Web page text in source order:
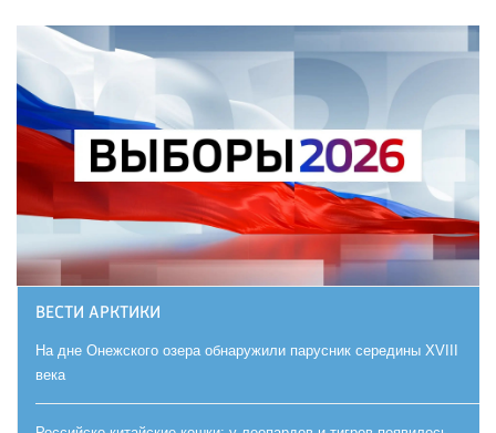
ВЕСТИ АРКТИКИ
На дне Онежского озера обнаружили парусник середины XVIII
века